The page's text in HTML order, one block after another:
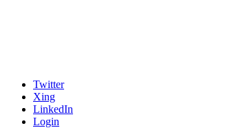
Twitter
Xing
LinkedIn
Login